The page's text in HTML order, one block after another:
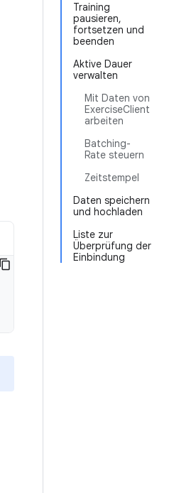
Training
pausieren,
fortsetzen und
beenden
Aktive Dauer
verwalten
Mit Daten von
ExerciseClient
arbeiten
Batching-
Rate steuern
Zeitstempel
Daten speichern
und hochladen
Liste zur
Überprüfung der
Einbindung